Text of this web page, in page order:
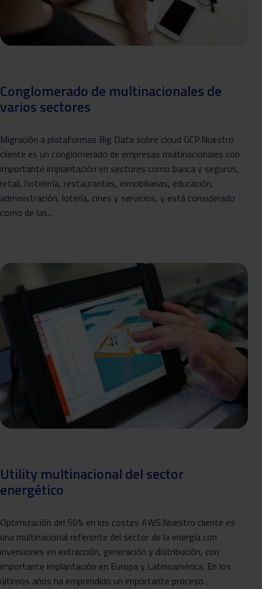
Conglomerado de multinacionales de
varios sectores
Migración a plataformas Big Data sobre cloud GCP.Nuestro
cliente es un conglomerado de empresas multinacionales con
importante implantación en sectores como banca y seguros,
retail, hotelería, restaurantes, inmobiliarias, educación,
administración, lotería, cines y servicios, y está considerado
como de las…
Utility multinacional del sector
energético
Optimización del 50% en los costes AWS.Nuestro cliente es
una multinacional referente del sector de la energía con
inversiones en extracción, generación y distribución, con
importante implantación en Europa y Latinoamérica. En los
últimos años ha emprendido un importante proceso…